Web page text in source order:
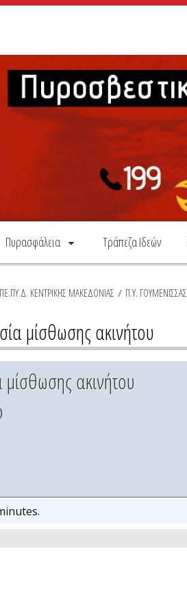
Πυρασφάλεια Τράπεζα Ιδεών
ΠΕ.ΠΥ.Δ. ΚΕΝΤΡΙΚΗΣ ΜΑΚΕΔΟΝΙΑΣ / Π.Υ. ΓΟΥΜΕΝΙΣΣΑΣ
μίσθωσης ακινήτου
ακινήτου